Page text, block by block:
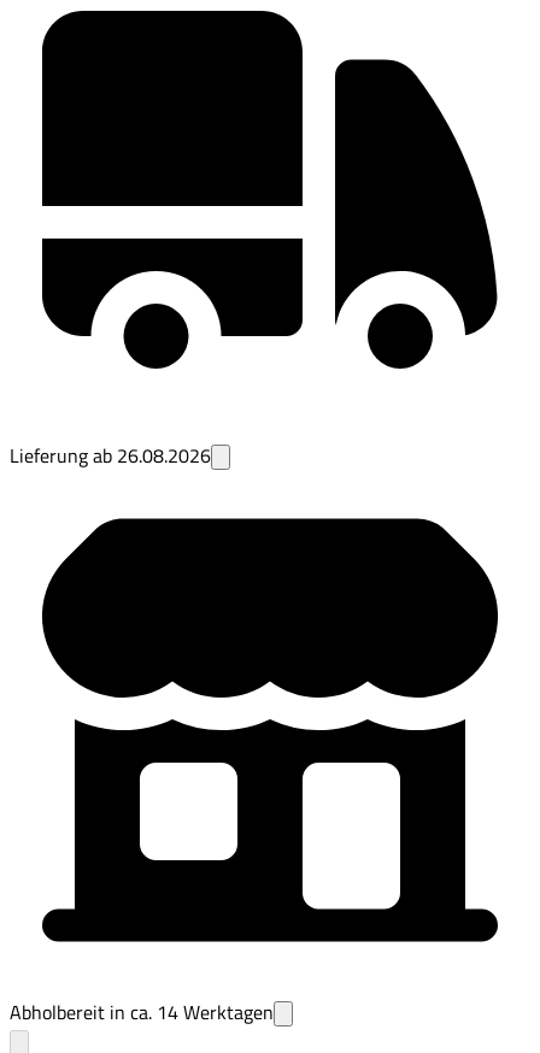
Lieferung ab 26.08.2026
Abholbereit in ca. 14Werktagen